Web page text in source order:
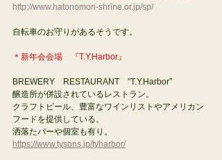
http://www.hatonomori-shrine.or.jp/sp/
自転車のお守りがあるそうです。
＊新年会会場　『T.Y.Harbor』
BREWERY　RESTAURANT　”T.Y.Harbor”
醸造所が併設されているレストラン。
クラフトビール、豊富なワインリストやアメリカン
フードを提供している。
洒落たバーや個室も有り。
https://www.tysons.jp/tyharbor/